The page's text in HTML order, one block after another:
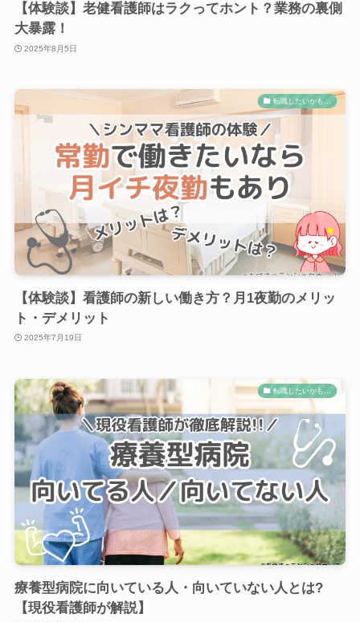
【体験談】老健看護師はラクってホント？業務の裏側
大暴露！
2025年8月5日
転職したいかも…
【体験談】看護師の新しい働き方？月1夜勤のメリッ
ト・デメリット
2025年7月19日
転職したいかも…
療養型病院に向いている人・向いていない人とは?
【現役看護師が解説】